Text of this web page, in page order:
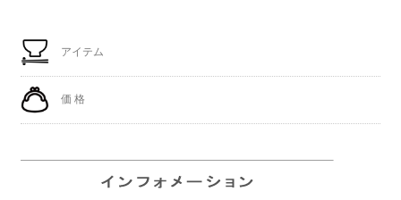
アイテム
価 格